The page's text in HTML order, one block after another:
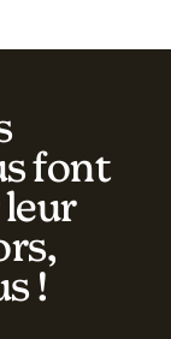
font
!